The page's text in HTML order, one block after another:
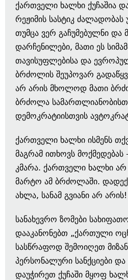
ქართველი ხალხი ქუჩაშია
რეჟიმის სასტიკ ძალადობას
თუმცა ვერ გაჩუმებულნი და
დარჩენილები, მათი ეს
თავისუფლებისა და
ბრძოლის შეუპოვარ
არ არის მხოლოდ მათი
ბრძოლა
დემოკრატიისთვის
ქართველი ხალხი ისმენს
მაგრამ ითხოვს მოქმედებას
კმარა. ქართველი ხალხი არ
მარტო ამ ბრძოლაში.
ახლა, სანამ გვიანი არ არის!
სანახევრო ზომები
დააკანონებთ „ქართული
სასწრაფოდ შემოიღეთ
პერსონალური სანქციები და
დაუჭირეთ ქუჩაში მყოფ